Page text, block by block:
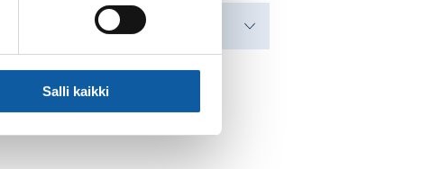
Salli kaikki